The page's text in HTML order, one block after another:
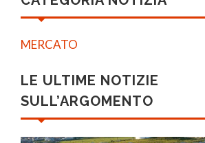
MERCATO
LE ULTIME NOTIZIE
SULL’ARGOMENTO